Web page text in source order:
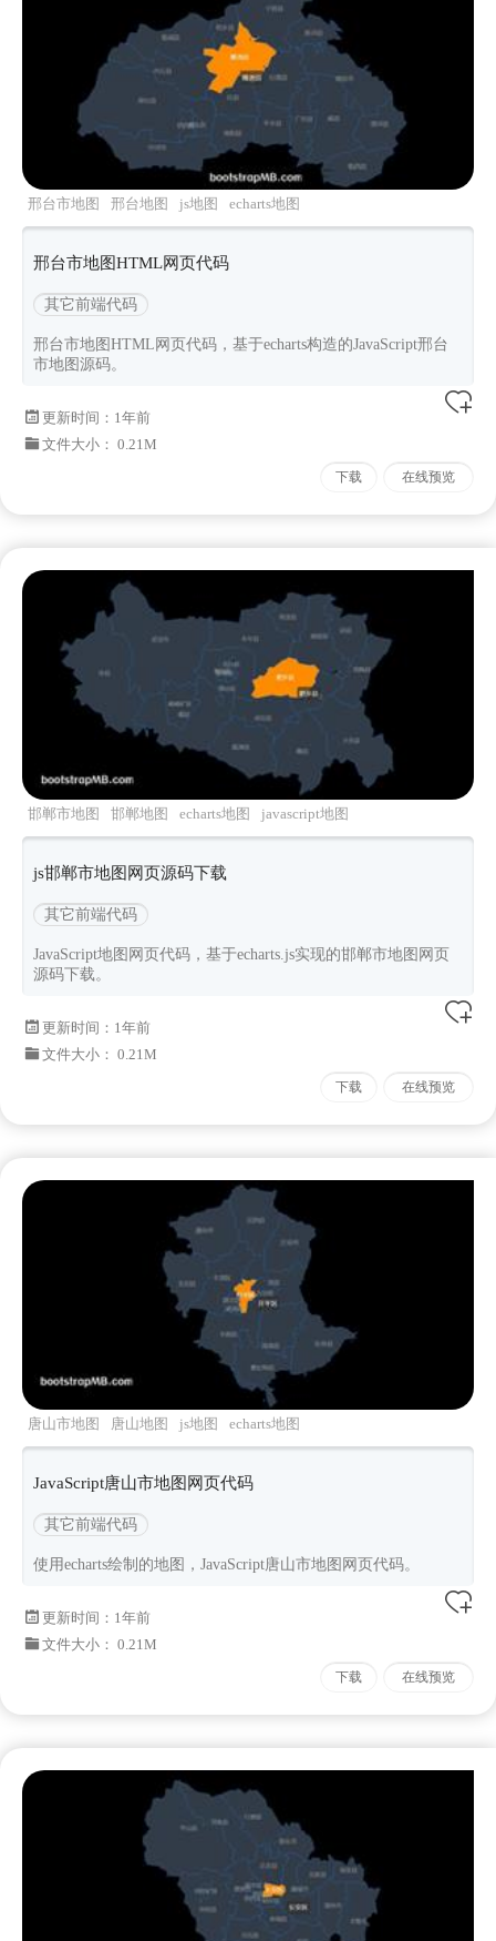
邢台市地图 邢台地图 js地图 echarts地图
邢台市地图HTML网页代码
其它前端代码
邢台市地图HTML网页代码，基于echarts构造的JavaScript邢台
市地图源码。
更新时间： 1年前
文件大小： 0.21M
下载 在线预览
邯郸市地图 邯郸地图 echarts地图 javascript地图
js邯郸市地图网页源码下载
其它前端代码
JavaScript地图网页代码，基于echarts.js实现的邯郸市地图网页
源码下载。
更新时间： 1年前
文件大小： 0.21M
下载 在线预览
唐山市地图 唐山地图 js地图 echarts地图
JavaScript唐山市地图网页代码
其它前端代码
使用echarts绘制的地图，JavaScript唐山市地图网页代码。
更新时间： 1年前
文件大小： 0.21M
下载 在线预览